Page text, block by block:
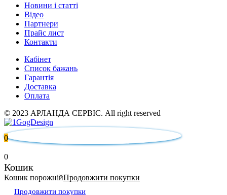
Новини і статті
Відео
Партнери
Прайс лист
Контакти
Кабінет
Список бажань
Гарантія
Доставка
Оплата
© 2023 АРЛАНДА СЕРВІС. All right reserved
0
0
Кошик
Кошик порожнійПродовжити покупки
Продовжити покупки